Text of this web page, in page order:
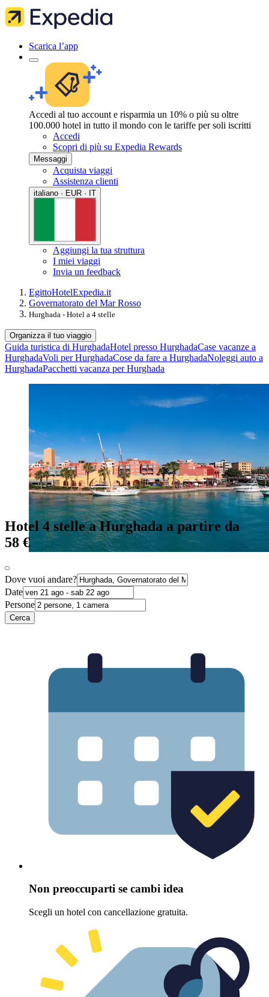
Scarica l’app
Accedi al tuo account e risparmia un 10% o più su oltre
100.000 hotel in tutto il mondo con le tariffe per soli iscritti
Accedi
Scopri di più su Expedia Rewards
Messaggi
Acquista viaggi
Assistenza clienti
italiano · EUR · IT
Aggiungi la tua struttura
I miei viaggi
Invia un feedback
EgittoHotelExpedia.it
Governatorato del Mar Rosso
Hurghada - Hotel a 4 stelle
Organizza il tuo viaggio
Guida turistica di HurghadaHotel presso HurghadaCase vacanze a
HurghadaVoli per HurghadaCose da fare a HurghadaNoleggi auto a
HurghadaPacchetti vacanza per Hurghada
Hotel 4 stelle a Hurghada a partire da
58 €
Dove vuoi andare?
Date
Persone
Cerca
Non preoccuparti se cambi idea
Scegli un hotel con cancellazione gratuita.